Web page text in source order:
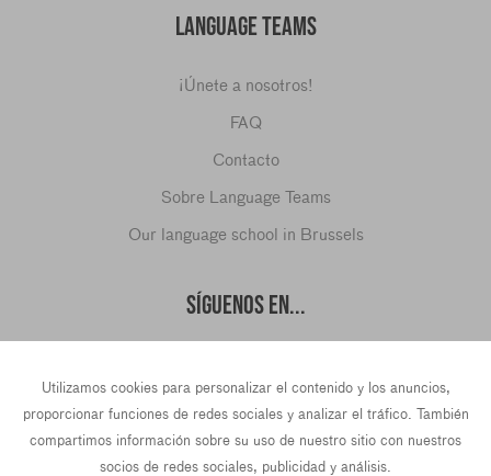
Utilizamos cookies para personalizar el contenido y los anuncios,
proporcionar funciones de redes sociales y analizar el tráfico. También
compartimos información sobre su uso de nuestro sitio con nuestros
socios de redes sociales, publicidad y análisis.
LANGUAGE TEAMS
¡Únete a nosotros!
FAQ
Contacto
Sobre Language Teams
Our language school in Brussels
SÍGUENOS EN...
hello@languageteams.com